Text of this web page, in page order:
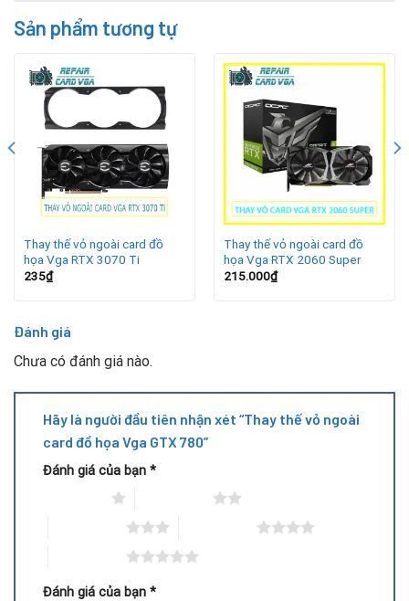
Thay vỏ ngoài chính là giải pháp hiệu quả và tiết kiệm chi
Lợi ích khi thay vỏ ngoài VGA GTX 780
Bảo vệ phần cứng:Ngăn ngừa bụi bẩn, va chạm, hạn chế
rủi ro cho bo mạch.
Ổn định tản nhiệt:Vỏ chắc chắn giúp quạt hoạt động
đúng hướng gió, giữ nhiệt độ ổn định khi card chạy full
load.
Thẩm mỹ đẹp mắt:
Với những case PC có cửa kính, card
không cần bỏ ra số tiền lớn mua card mới.
Các dòng card thường cần thay vỏ ngoài liên quan
Sản phẩm tương tự
Thay thế vỏ ngoài card đồ
họa Vga RTX 3070 Ti
235₫
Thay thế vỏ ngoài card đồ
họa Vga RTX 2060 Super
215.000₫
Đánh giá
Chưa có đánh giá nào.
Hãy là người đầu tiên nhận xét “Thay thế vỏ ngoài
card đồ họa Vga GTX 780”
Đánh giá của bạn *
Đánh giá của bạn *